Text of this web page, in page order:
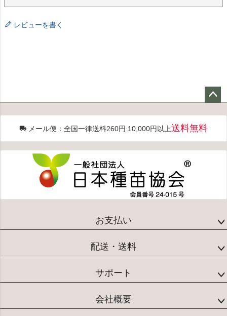
レビューを書く
ップ
へ
メール便：全国一律送料260円 10,000円以上送料無料
お支払い
配送・送料
サポート
会社概要